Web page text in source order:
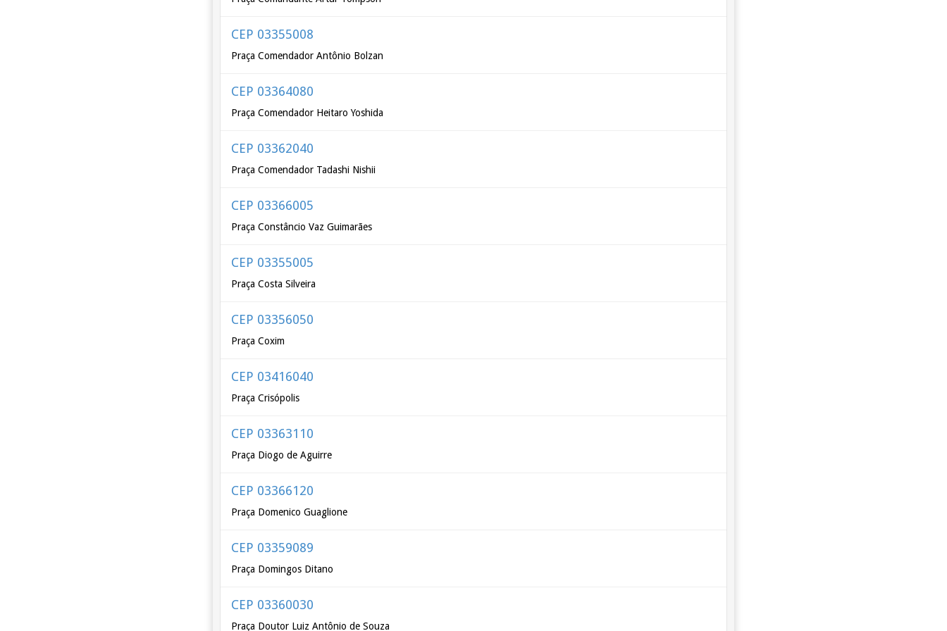
CEP 03355008
Praça Comendador Antônio Bolzan
CEP 03364080
Praça Comendador Heitaro Yoshida
CEP 03362040
Praça Comendador Tadashi Nishii
CEP 03366005
Praça Constâncio Vaz Guimarães
CEP 03355005
Praça Costa Silveira
CEP 03356050
Praça Coxim
CEP 03416040
Praça Crisópolis
CEP 03363110
Praça Diogo de Aguirre
CEP 03366120
Praça Domenico Guaglione
CEP 03359089
Praça Domingos Ditano
CEP 03360030
Praça Doutor Luiz Antônio de Souza